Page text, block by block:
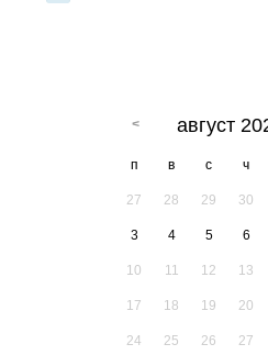
август
п в с ч
27 28 29 30
3 4 5 6
10 11 12 13
17 18 19 20
24 25 26 27